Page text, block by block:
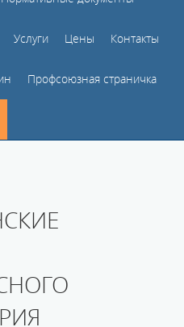
Услуги Цены Контакты
Профсоюзная страничка